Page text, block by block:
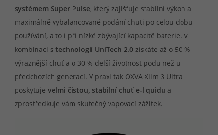
systémem Super Pulse, který zajišťuje stabilní výkon a
maximálně vybalancované podání chuti po celou dobu
používání, a to i při nízké zbývající kapacitě baterie. V
kombinaci s technologií UniTech 2.0 získáte až o 50 %
výraznější chuť a o 30 % delší životnost podu než u
předchozích generací. V praxi tak OXVA Xlim 3 Ultra
poskytuje velmi čistou, stabilní chuť e-liquidu a
zprostředkuje vám skutečný vapovací zážitek.